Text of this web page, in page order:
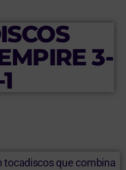
3-
tocadiscos que combina